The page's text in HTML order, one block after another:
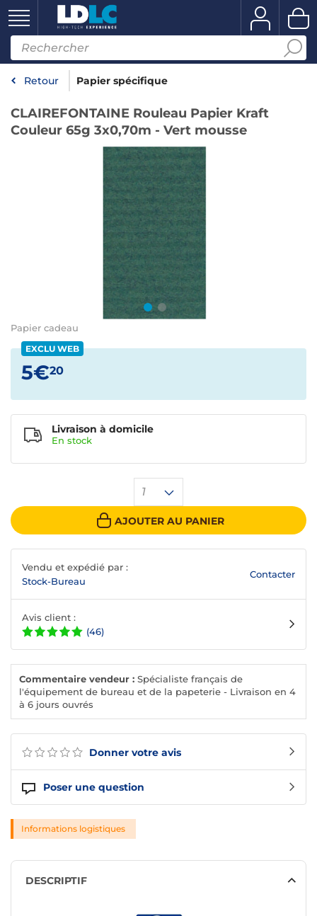
Retour Papier spécifique
CLAIREFONTAINE Rouleau Papier Kraft
Couleur 65g 3x0,70m - Vert mousse
Papier cadeau
Donner votre avis
Poser une question
EXCLU WEB
5€20
1
AJOUTER AU PANIER
Livraison à domicile
En stock
Vendu et expédié par :
Stock-Bureau
Contacter
Avis client :
(46)
Commentaire vendeur : Spécialiste français de
l'équipement de bureau et de la papeterie - Livraison en 4
à 6 jours ouvrés
Informations logistiques
DESCRIPTIF